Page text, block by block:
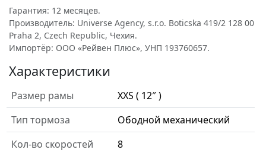
Гарантия: 12 месяцев.
Производитель: Universe Agency, s.r.o. Boticska 419/2 128 00
Praha 2, Czech Republic, Чехия.
Импортёр: ООО «Рейвен Плюс», УНП 193760657.
Характеристики
Размер рамы
XXS ( 12″ )
Тип тормоза
Ободной механический
Кол-во скоростей
8